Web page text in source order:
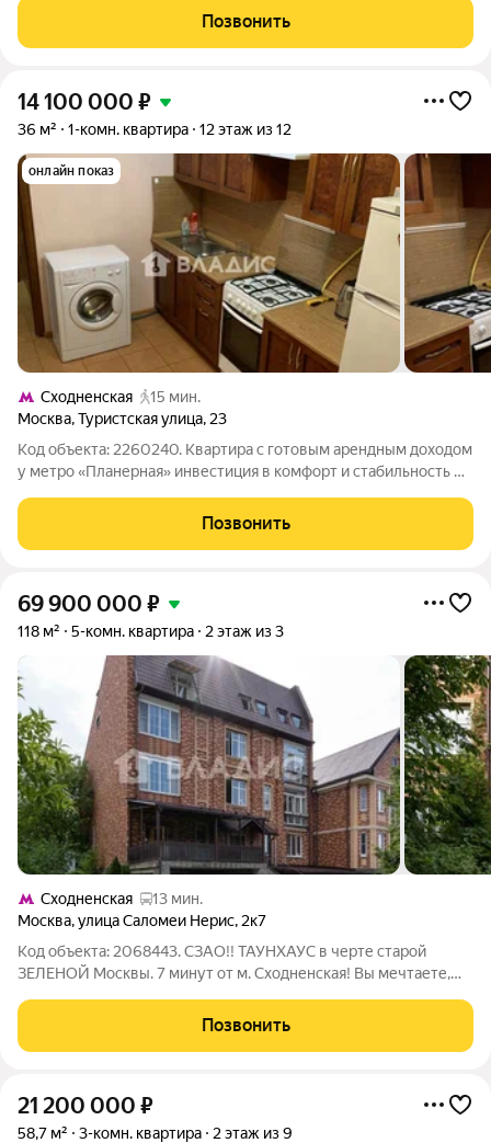
школа с французским уклоном, напротив детский сад. В 3
минутах магазины: пятерочка,
Позвонить
14 100 000 ₽
36 м² 1-комн. квартира 12 этаж из 12
онлайн показ
Сходненская
15 мин.
Москва,Туристская улица, 23
Код объекта: 2260240. Квартира с готовым арендным доходом
у метро «Планерная» инвестиция в комфорт и стабильность В
районе Москвы по адресу: Туристская улица, 23. Объект
расположен на 12-м этаже
Позвонить
69 900 000 ₽
118 м² 5-комн. квартира 2 этаж из 3
Сходненская
13 мин.
Москва,улица Саломеи Нерис, 2к7
Код объекта: 2068443. СЗАО!! ТАУНХАУС в черте старой
ЗЕЛЕНОЙ Москвы. 7 минут от м. Сходненская! Вы мечтаете,
Чтобы, при этом, была московская прописка и все блага
инфраструктуры мегаполиса? Вы
Позвонить
21 200 000 ₽
58,7 м² 3-комн. квартира 2 этаж из 9